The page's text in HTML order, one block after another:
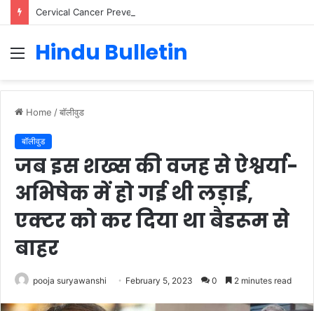
Menu
Hindu Bulletin
Home /बॉलीवुड
बॉलीवुड
जब इस शख्स की वजह से ऐश्वर्या-
अभिषेक में हो गई थी लड़ाई,
एक्टर को कर दिया था बैडरूम से
बाहर
pooja suryawanshi February 5, 2023 0 2 minutes read